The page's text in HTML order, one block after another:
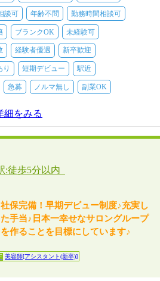
談可 年齢不問 勤務時間相談可
ブランクOK 未経験可
経験者優遇 新卒歓迎
り 短期デビュー 駅近
急募 ノルマ無し 副業OK
:徒歩5分以内
社保完備！早期デビュー制度♪充実し
た手当♪日本一幸せなサロングループ
を作ることを目標にしています♪
美容師[アシスタント(新卒)]